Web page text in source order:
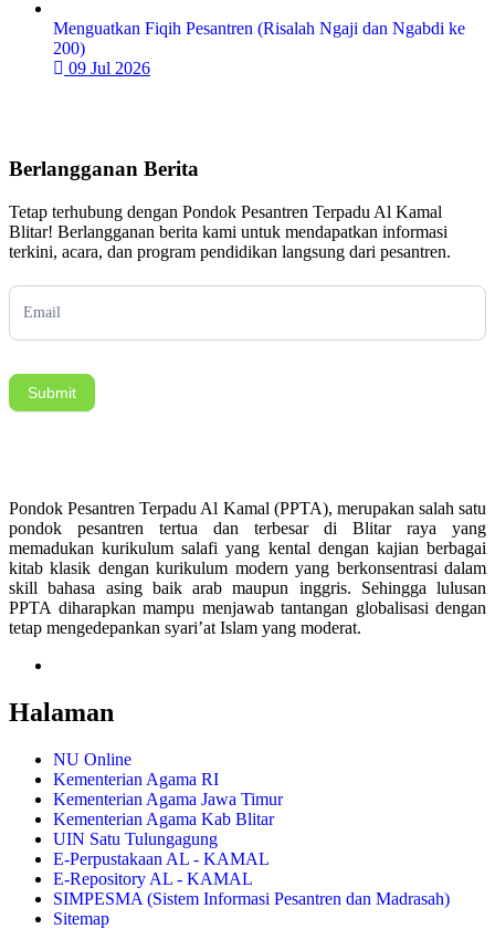
Menguatkan Fiqih Pesantren (Risalah Ngaji dan Ngabdi ke
200)
09 Jul 2026
Berlangganan Berita
Tetap terhubung dengan Pondok Pesantren Terpadu Al Kamal
Blitar! Berlangganan berita kami untuk mendapatkan informasi
terkini, acara, dan program pendidikan langsung dari pesantren.
Subscription
Submit
Pondok Pesantren Terpadu Al Kamal (PPTA), merupakan salah satu
pondok pesantren tertua dan terbesar di Blitar raya yang
memadukan kurikulum salafi yang kental dengan kajian berbagai
kitab klasik dengan kurikulum modern yang berkonsentrasi dalam
skill bahasa asing baik arab maupun inggris. Sehingga lulusan
PPTA diharapkan mampu menjawab tantangan globalisasi dengan
tetap mengedepankan syari’at Islam yang moderat.
Halaman
NU Online
Kementerian Agama RI
Kementerian Agama Jawa Timur
Kementerian Agama Kab Blitar
UIN Satu Tulungagung
E-Perpustakaan AL - KAMAL
E-Repository AL - KAMAL
SIMPESMA (Sistem Informasi Pesantren dan Madrasah)
Sitemap